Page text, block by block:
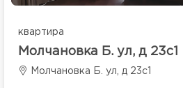
квартира
Молчановка Б. ул, д 23с1
Молчановка Б. ул, д 23с1